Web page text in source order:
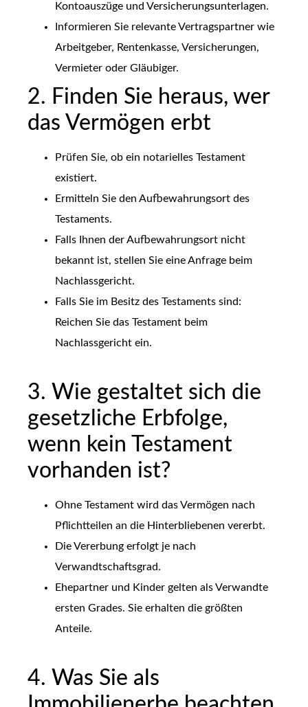
Kontoauszüge und Versicherungsunterlagen.
Informieren Sie relevante Vertragspartner wie
Arbeitgeber, Rentenkasse, Versicherungen,
Vermieter oder Gläubiger.
2. Finden Sie heraus, wer
das Vermögen erbt
Prüfen Sie, ob ein notarielles Testament
existiert.
Ermitteln Sie den Aufbewahrungsort des
Testaments.
Falls Ihnen der Aufbewahrungsort nicht
bekannt ist, stellen Sie eine Anfrage beim
Nachlassgericht.
Falls Sie im Besitz des Testaments sind:
Reichen Sie das Testament beim
Nachlassgericht ein.
3. Wie gestaltet sich die
gesetzliche Erbfolge,
wenn kein Testament
vorhanden ist?
Ohne Testament wird das Vermögen nach
Pflichtteilen an die Hinterbliebenen vererbt.
Die Vererbung erfolgt je nach
Verwandtschaftsgrad.
Ehepartner und Kinder gelten als Verwandte
ersten Grades. Sie erhalten die größten
Anteile.
4. Was Sie als